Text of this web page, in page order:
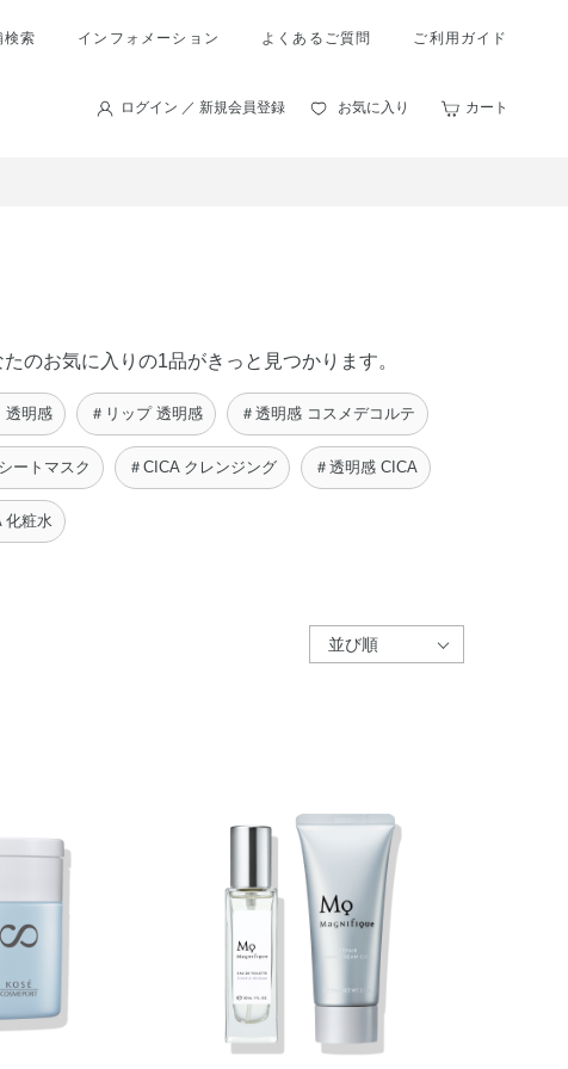
検索 インフォメーション よくあるご質問 ご利用ガイド
ログイン ／ 新規会員登録 お気に入り カート
のお気に入りの1品がきっと見つかります。
透明感 ＃リップ 透明感 ＃透明感 コスメデコルテ
ートマスク ＃CICA クレンジング ＃透明感 CICA
化粧水